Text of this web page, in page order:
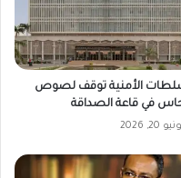
الأمنية توقف لصوص
في قاعة الصداقة
20, 2026